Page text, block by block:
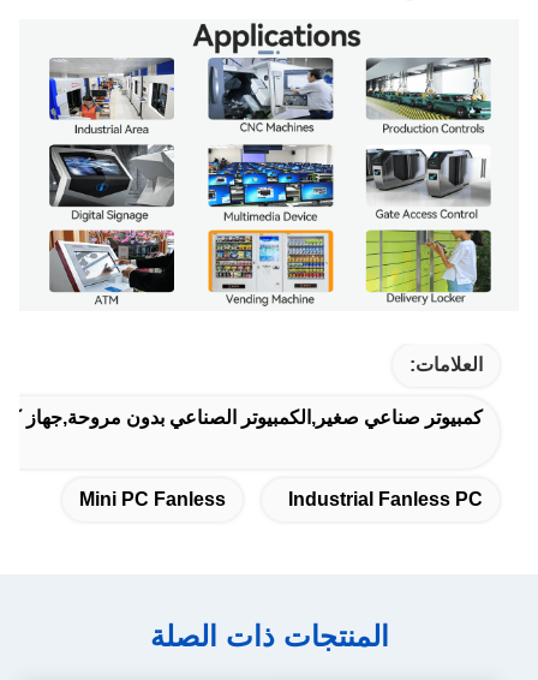
العلامات:
كمبيوتر صناعي صغير,الكمبيوتر الصناعي بدون مروحة,جهاز
Industrial Fanless PC
Mini PC Fanless
المنتجات ذات الصلة